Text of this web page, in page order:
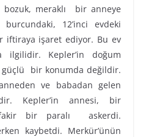
meraklı bir anneye
12’inci evdeki
iftiraya işaret ediyor. Bu ev
ilgilidir. Kepler’in doğum
bir konumda değildir.
ve babadan gelen
Kepler’in annesi, bir
fakir bir paralı askerdi.
kaybetdi. Merkür’ünün